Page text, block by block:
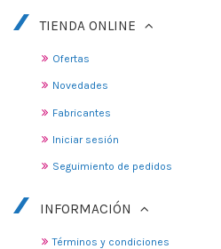
TIENDA ONLINE
Ofertas
Novedades
Fabricantes
Iniciar sesión
Seguimiento de pedidos
INFORMACIÓN
Términos y condiciones